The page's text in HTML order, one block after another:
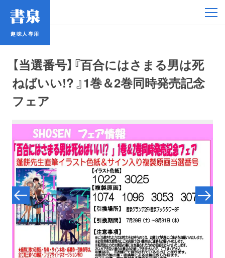
趣味人専用
【当選番号】『百合にはさまる男は死
ねばいい!? 』1巻＆2巻同時発売記念
フェア
趣味人専用
鉄道・バス
コミック・ラノベ
占い
プロレス